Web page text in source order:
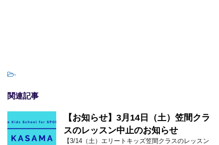
-
関連記事
【お知らせ】3月14日（土）笠間クラ
スのレッスン中止のお知らせ
【3/14（土）エリートキッズ笠間クラスのレッスン